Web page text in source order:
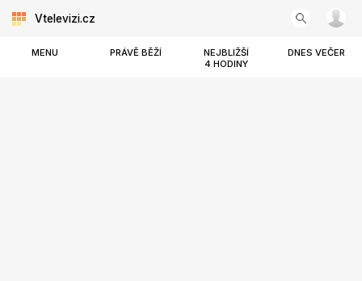
Vtelevizi.cz
MENU PRÁVĚ BĚŽÍ
NEJBLIŽŠÍ
4 HODINY
DNES VEČER